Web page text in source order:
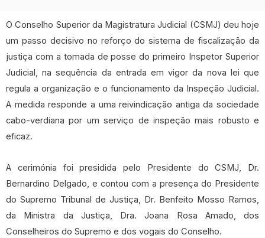
O Conselho Superior da Magistratura Judicial (CSMJ) deu hoje
um passo decisivo no reforço do sistema de fiscalização da
justiça com a tomada de posse do primeiro Inspetor Superior
Judicial, na sequência da entrada em vigor da nova lei que
regula a organização e o funcionamento da Inspeção Judicial.
A medida responde a uma reivindicação antiga da sociedade
cabo-verdiana por um serviço de inspeção mais robusto e
eficaz.
A cerimónia foi presidida pelo Presidente do CSMJ, Dr.
Bernardino Delgado, e contou com a presença do Presidente
do Supremo Tribunal de Justiça, Dr. Benfeito Mosso Ramos,
da Ministra da Justiça, Dra. Joana Rosa Amado, dos
Conselheiros do Supremo e dos vogais do Conselho.